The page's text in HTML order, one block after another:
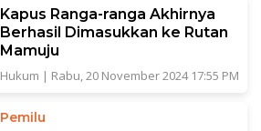
Kapus Ranga-ranga Akhirnya
Berhasil Dimasukkan ke Rutan
Mamuju
Hukum | Rabu, 20 November 2024 17:55 PM
Pemilu